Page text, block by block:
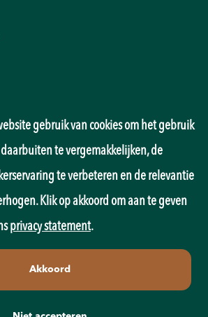
gebruik van cookies om het gebruik
te vergemakkelijken, de
te verbeteren en de relevantie
Klik op akkoord om aan te geven
privacy statement.
Akkoord